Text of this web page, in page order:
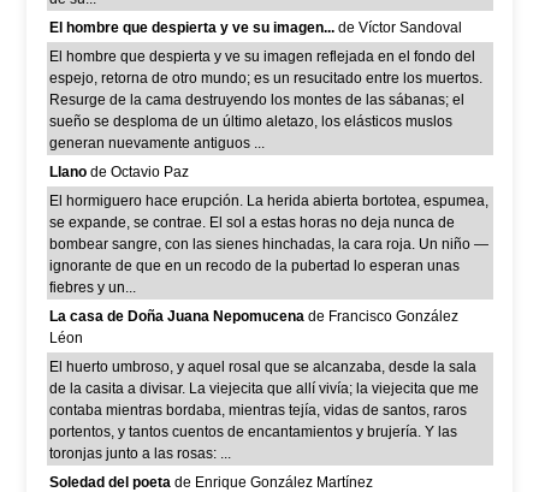
El hombre que despierta y ve su imagen... de Víctor Sandoval
El hombre que despierta y ve su imagen reflejada en el fondo del
espejo, retorna de otro mundo; es un resucitado entre los muertos.
Resurge de la cama destruyendo los montes de las sábanas; el
sueño se desploma de un último aletazo, los elásticos muslos
generan nuevamente antiguos ...
Llano de Octavio Paz
El hormiguero hace erupción. La herida abierta bortotea, espumea,
se expande, se contrae. El sol a estas horas no deja nunca de
bombear sangre, con las sienes hinchadas, la cara roja. Un niño —
ignorante de que en un recodo de la pubertad lo esperan unas
fiebres y un...
La casa de Doña Juana Nepomucena de Francisco González
Léon
El huerto umbroso, y aquel rosal que se alcanzaba, desde la sala
de la casita a divisar. La viejecita que allí vivía; la viejecita que me
contaba mientras bordaba, mientras tejía, vidas de santos, raros
portentos, y tantos cuentos de encantamientos y brujería. Y las
toronjas junto a las rosas: ...
Soledad del poeta de Enrique González Martínez